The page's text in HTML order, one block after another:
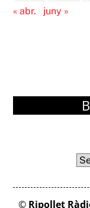
« abr.
juny »
© Ripollet